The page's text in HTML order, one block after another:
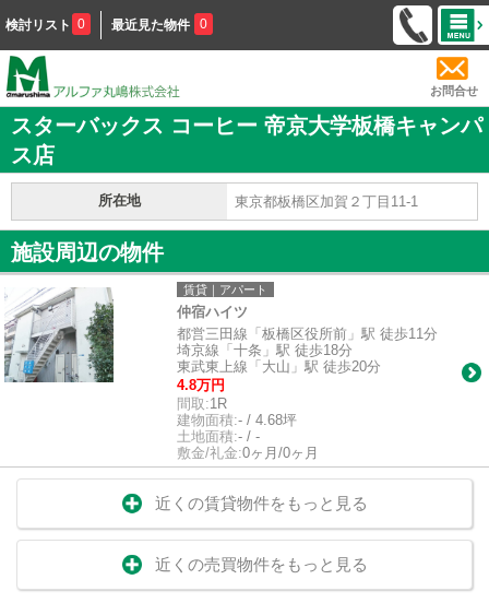
検討リスト 0 最近見た物件 0
お問合せ
スターバックス コーヒー 帝京大学板橋キャンパ
ス店
所在地 東京都板橋区加賀２丁目11-1
施設周辺の物件
賃貸｜アパート
仲宿ハイツ
都営三田線「板橋区役所前」駅 徒歩11分
埼京線「十条」駅 徒歩18分
東武東上線「大山」駅 徒歩20分
4.8万円
間取:1R
建物面積:- / 4.68坪
土地面積:- / -
敷金/礼金:0ヶ月/0ヶ月
近くの賃貸物件をもっと見る
近くの売買物件をもっと見る